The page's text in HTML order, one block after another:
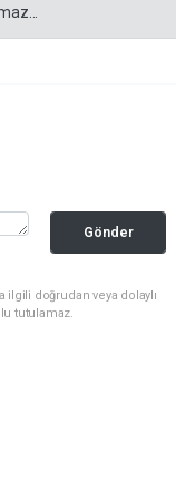
Gönder
ilgili doğrudan veya dolaylı
tutulamaz.